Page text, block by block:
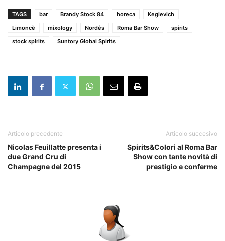
TAGS bar Brandy Stock 84 horeca
Keglevich
Limoncè
mixology Nordés Roma Bar Show
spirits
stock spirits
Suntory Global Spirits
Articolo precedente
Nicolas Feuillatte presenta i
due Grand Cru di
Champagne del 2015
Articolo succesivo
Spirits&Colori al Roma Bar
Show con tante novità di
prestigio e conferme